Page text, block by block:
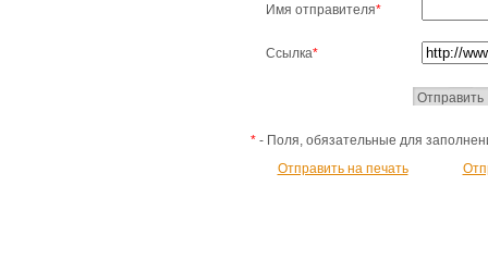
Имя отправителя*
Ссылка*
*- Поля, обязательные для
Отправить на печать